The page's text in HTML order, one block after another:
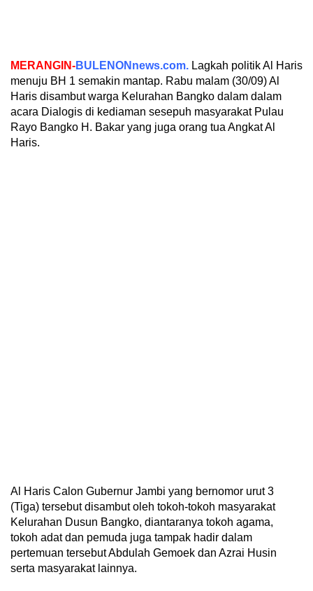
MERANGIN-BULENONnews.com. Lagkah politik Al Haris
menuju BH 1 semakin mantap. Rabu malam (30/09) Al
Haris disambut warga Kelurahan Bangko dalam dalam
acara Dialogis di kediaman sesepuh masyarakat Pulau
Rayo Bangko H. Bakar yang juga orang tua Angkat Al
Haris.
Al Haris Calon Gubernur Jambi yang bernomor urut 3
(Tiga) tersebut disambut oleh tokoh-tokoh masyarakat
Kelurahan Dusun Bangko, diantaranya tokoh agama,
tokoh adat dan pemuda juga tampak hadir dalam
pertemuan tersebut Abdulah Gemoek dan Azrai Husin
serta masyarakat lainnya.